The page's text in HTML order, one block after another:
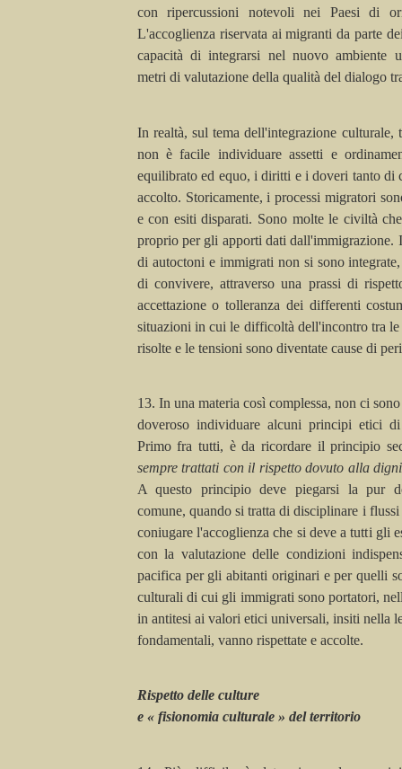
con ripercussioni notevoli nei Paesi di
L'accoglienza riservata ai migranti da parte
capacità di integrarsi nel nuovo ambiente
metri di valutazione della qualità del dialogo
In realtà, sul tema dell'integrazione
non è facile individuare assetti e
equilibrato ed equo, i diritti e i doveri tanto di
accolto. Storicamente, i processi migratori
e con esiti disparati. Sono molte le civiltà
proprio per gli apporti dati dall'immigrazione.
di autoctoni e immigrati non si sono
di convivere, attraverso una prassi di
accettazione o tolleranza dei differenti
situazioni in cui le difficoltà dell'incontro tra
risolte e le tensioni sono diventate cause di
13. In una materia così complessa, non ci
doveroso individuare alcuni principi etici
Primo fra tutti, è da ricordare il principio
sempre trattati con il rispetto dovuto alla
A questo principio deve piegarsi la pur
comune, quando si tratta di disciplinare i
coniugare l'accoglienza che si deve a tutti gli
con la valutazione delle condizioni
pacifica per gli abitanti originari e per quelli
culturali di cui gli immigrati sono portatori,
in antitesi ai valori etici universali, insiti nella
fondamentali, vanno rispettate e accolte.
Rispetto delle culture
e « fisionomia culturale » del territorio